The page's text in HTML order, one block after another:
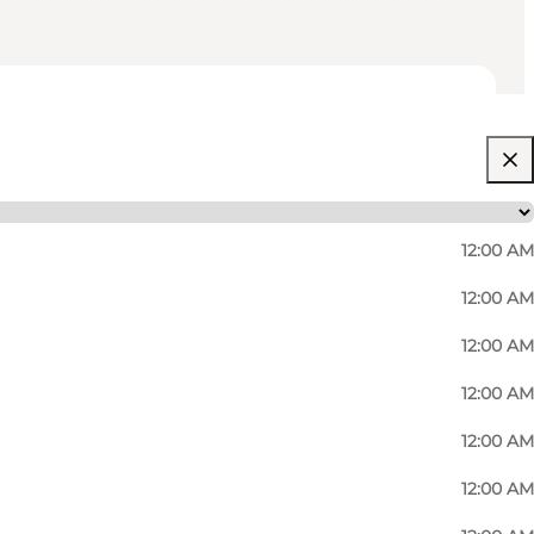
12:00 AM
12:00 AM
12:00 AM
12:00 AM
12:00 AM
12:00 AM